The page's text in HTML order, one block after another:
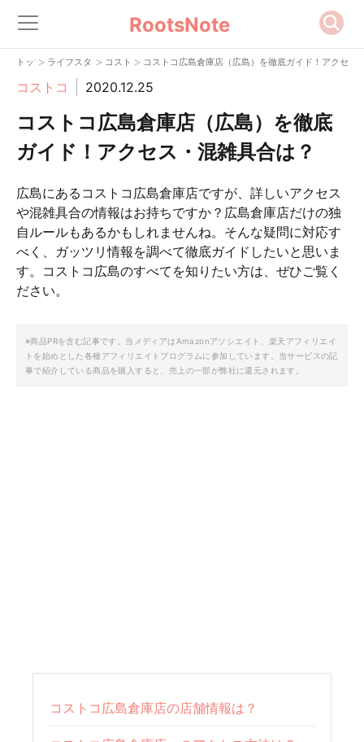
RootsNote
トップ
> ライフスタイル
> コストコ
> コストコ広島倉庫店（広島）を徹底ガイド！アクセス
コストコ 2020.12.25
コストコ広島倉庫店（広島）を徹底
ガイド！アクセス・混雑具合は？
広島にあるコストコ広島倉庫店ですが、詳しいアクセス
や混雑具合の情報はお持ちですか？広島倉庫店だけの独
自ルールもあるかもしれませんね。そんな疑問に対応す
べく、ガッツリ情報を調べて徹底ガイドしたいと思いま
す。コストコ広島のすべてを知りたい方は、ぜひご覧く
ださい。
※商品PRを含む記事です。当メディアはAmazonアソシエイト、楽天アフィリエイ
トを始めとした各種アフィリエイトプログラムに参加しています。当サービスの記
事で紹介している商品を購入すると、売上の一部が弊社に還元されます。
コストコ広島倉庫店の店舗情報は？